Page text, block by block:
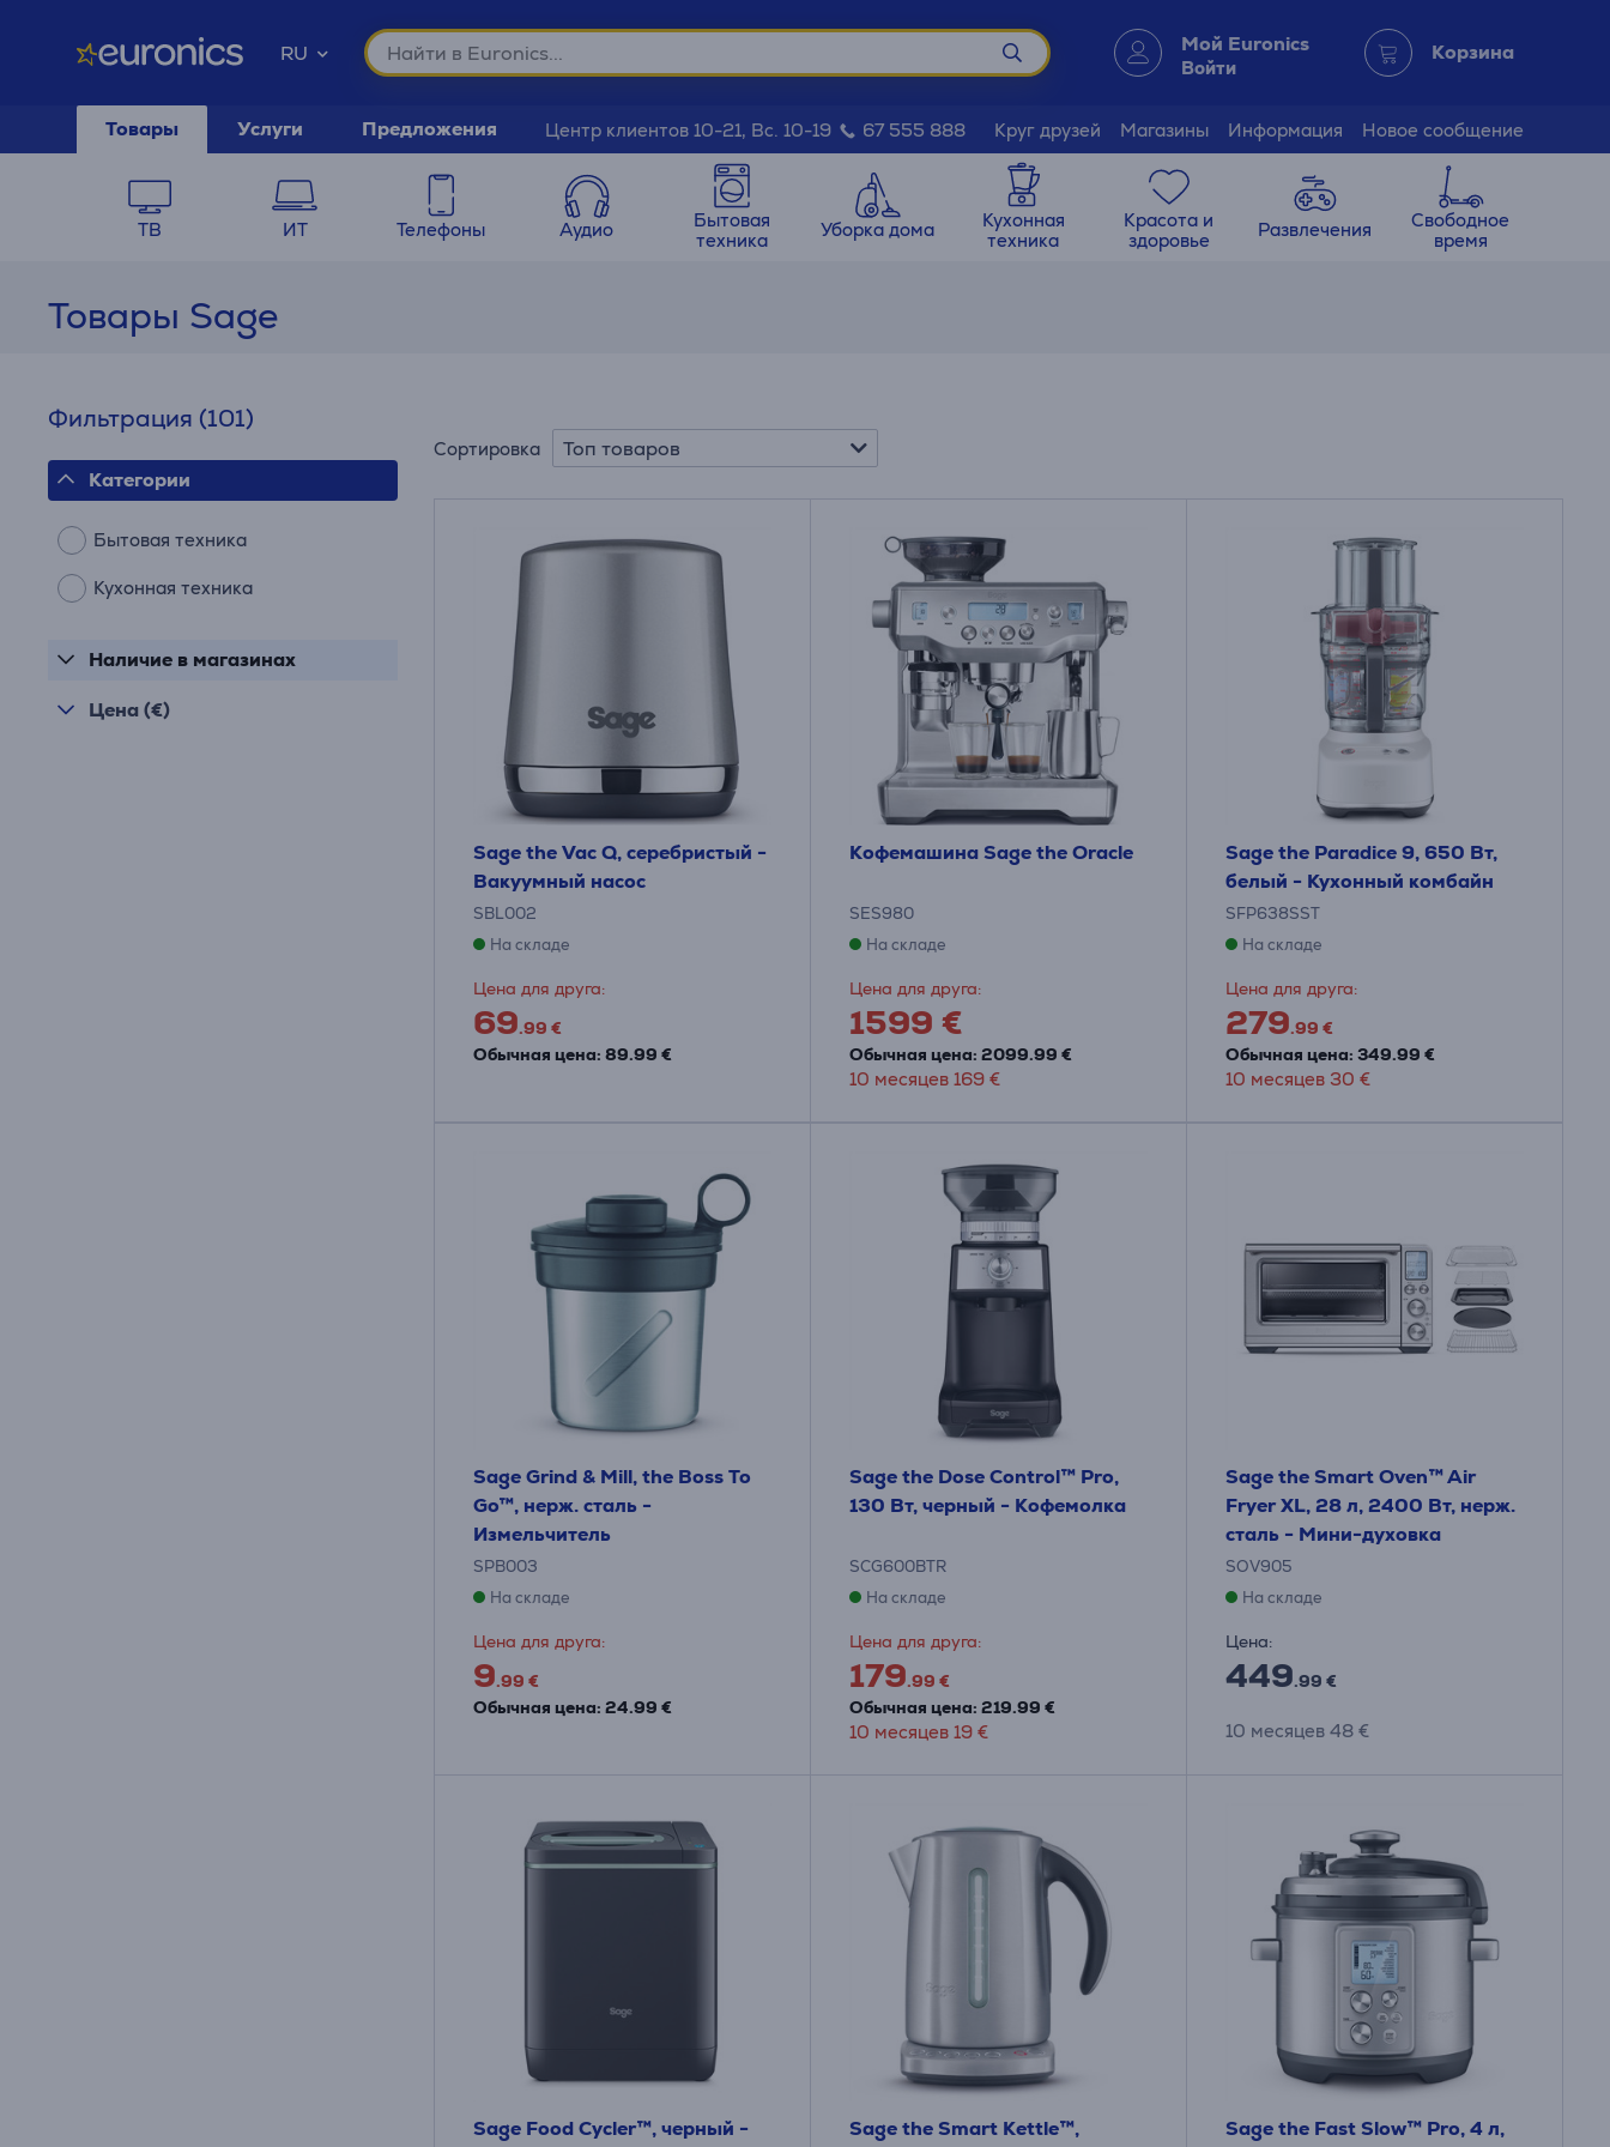
RU Мой Euronics
Войти
Корзина
Товары Услуги Предложения Центр клиентов 10-21, Вс. 10-19 67 555 888 Круг друзей Магазины Информация Новое сообщение
ТВ ИТ Телефоны Аудио
Бытовая
техника
Уборка дома
Кухонная
техника
Красота и
здоровье
Развлечения
Свободное
время
Товары Sage
Фильтрация (101)
Категории
Бытовая техника
Кухонная техника
Наличие в магазинах
Цена (€)
Сортировка Топ товаров
Sage the Vac Q, серебристый -
Вакуумный насос
SBL002
На складе
Цена для друга:
69.99 €
Обычная цена: 89.99 €
Кофемашина Sage the Oracle
SES980
На складе
Цена для друга:
1599 €
Обычная цена: 2099.99 €
10 месяцев 169 €
Sage the Paradice 9, 650 Вт,
белый - Кухонный комбайн
SFP638SST
На складе
Цена для друга:
279.99 €
Обычная цена: 349.99 €
10 месяцев 30 €
Sage Grind & Mill, the Boss To
Go™, нерж. сталь -
Измельчитель
SPB003
На складе
Цена для друга:
9.99 €
Обычная цена: 24.99 €
Sage the Dose Control™ Pro,
130 Вт, черный - Кофемолка
SCG600BTR
На складе
Цена для друга:
179.99 €
Обычная цена: 219.99 €
10 месяцев 19 €
Sage the Smart Oven™ Air
Fryer XL, 28 л, 2400 Вт, нерж.
сталь - Мини-духовка
SOV905
На складе
Цена:
449.99 €
10 месяцев 48 €
Sage Food Cycler™, черный -
Sage the Smart Kettle™,
Sage the Fast Slow™ Pro, 4 л,